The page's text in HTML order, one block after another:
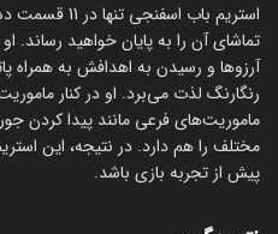
استریم باب
تماشای آن را به پایان خواهید رساند.
آرزوها و رسیدن به اهدافش به همراه
رنگارنگ لذت می‌برد. او در کنار
ماموریت‌های فرعی مانند پیدا کردن
مختلف را هم دارد. در نتیجه، این
پیش از تجربه بازی باشد.